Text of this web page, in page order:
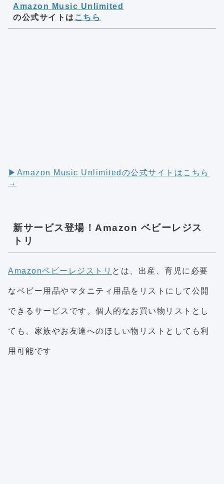
Amazon Music Unlimited
の公式サイトは こちら
▶︎Amazon Music Unlimitedの公式サイトはこちら
→
新サービス登場！Amazon ベビーレジス
トリ
Amazonベビーレジストリ とは、出産、育児に必要
なベビー用品やマタニティ用品をリストにして公開
できるサービスです。個人的なお買い物リストとし
ても、家族やお友達へのほしい物リストとしても利
用可能です